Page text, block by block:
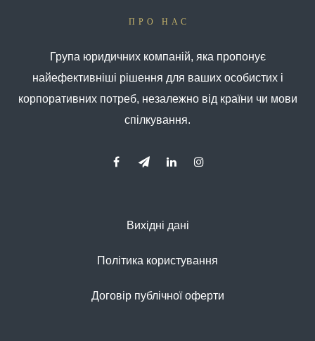
ПРО НАС
Група юридичних компаній, яка пропонує
найефективніші рішення для ваших особистих і
корпоративних потреб, незалежно від країни чи мови
спілкування.
Вихідні дані
Політика користування
Договір публічної оферти